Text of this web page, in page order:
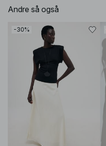
Andre så også
-30%